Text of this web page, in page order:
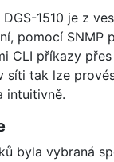
1510 je z
pomocí SNMP
CLI příkazy
síti tak lze
intuitivně.
byla vybraná